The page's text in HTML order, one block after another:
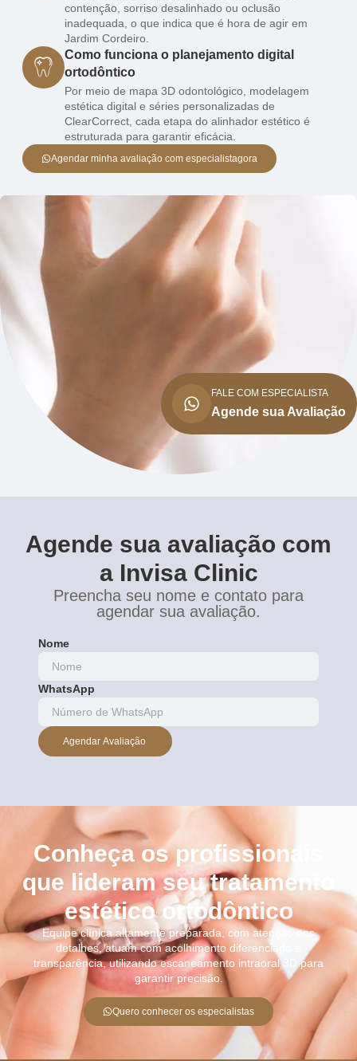
contenção, sorriso desalinhado ou oclusão
inadequada, o que indica que é hora de agir em
Jardim Cordeiro.
Como funciona o planejamento digital
ortodôntico
Por meio de mapa 3D odontológico, modelagem
estética digital e séries personalizadas de
ClearCorrect, cada etapa do alinhador estético é
estruturada para garantir eficácia.
Agendar minha avaliação com especialistagora
FALE COM ESPECIALISTA
Agende sua Avaliação
Agende sua avaliação com
a Invisa Clinic
Preencha seu nome e contato para
agendar sua avaliação.
Nome
WhatsApp
Agendar Avaliação
Conheça os profissionais
que lideram seu tratamento
estético ortodôntico
Equipe clínica altamente preparada, com atenção aos
detalhes, atuam com acolhimento diferenciado e
transparência, utilizando escaneamento intraoral 3D para
garantir precisão.
Quero conhecer os especialistas